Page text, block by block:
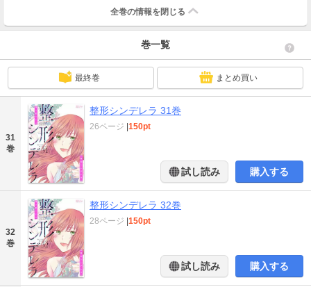
全巻の情報を 閉じる
巻一覧
最終巻 まとめ買い
31
巻
整形シンデレラ 31巻
26ページ 150pt
試し読み 購入する
32
巻
整形シンデレラ 32巻
28ページ 150pt
試し読み 購入する